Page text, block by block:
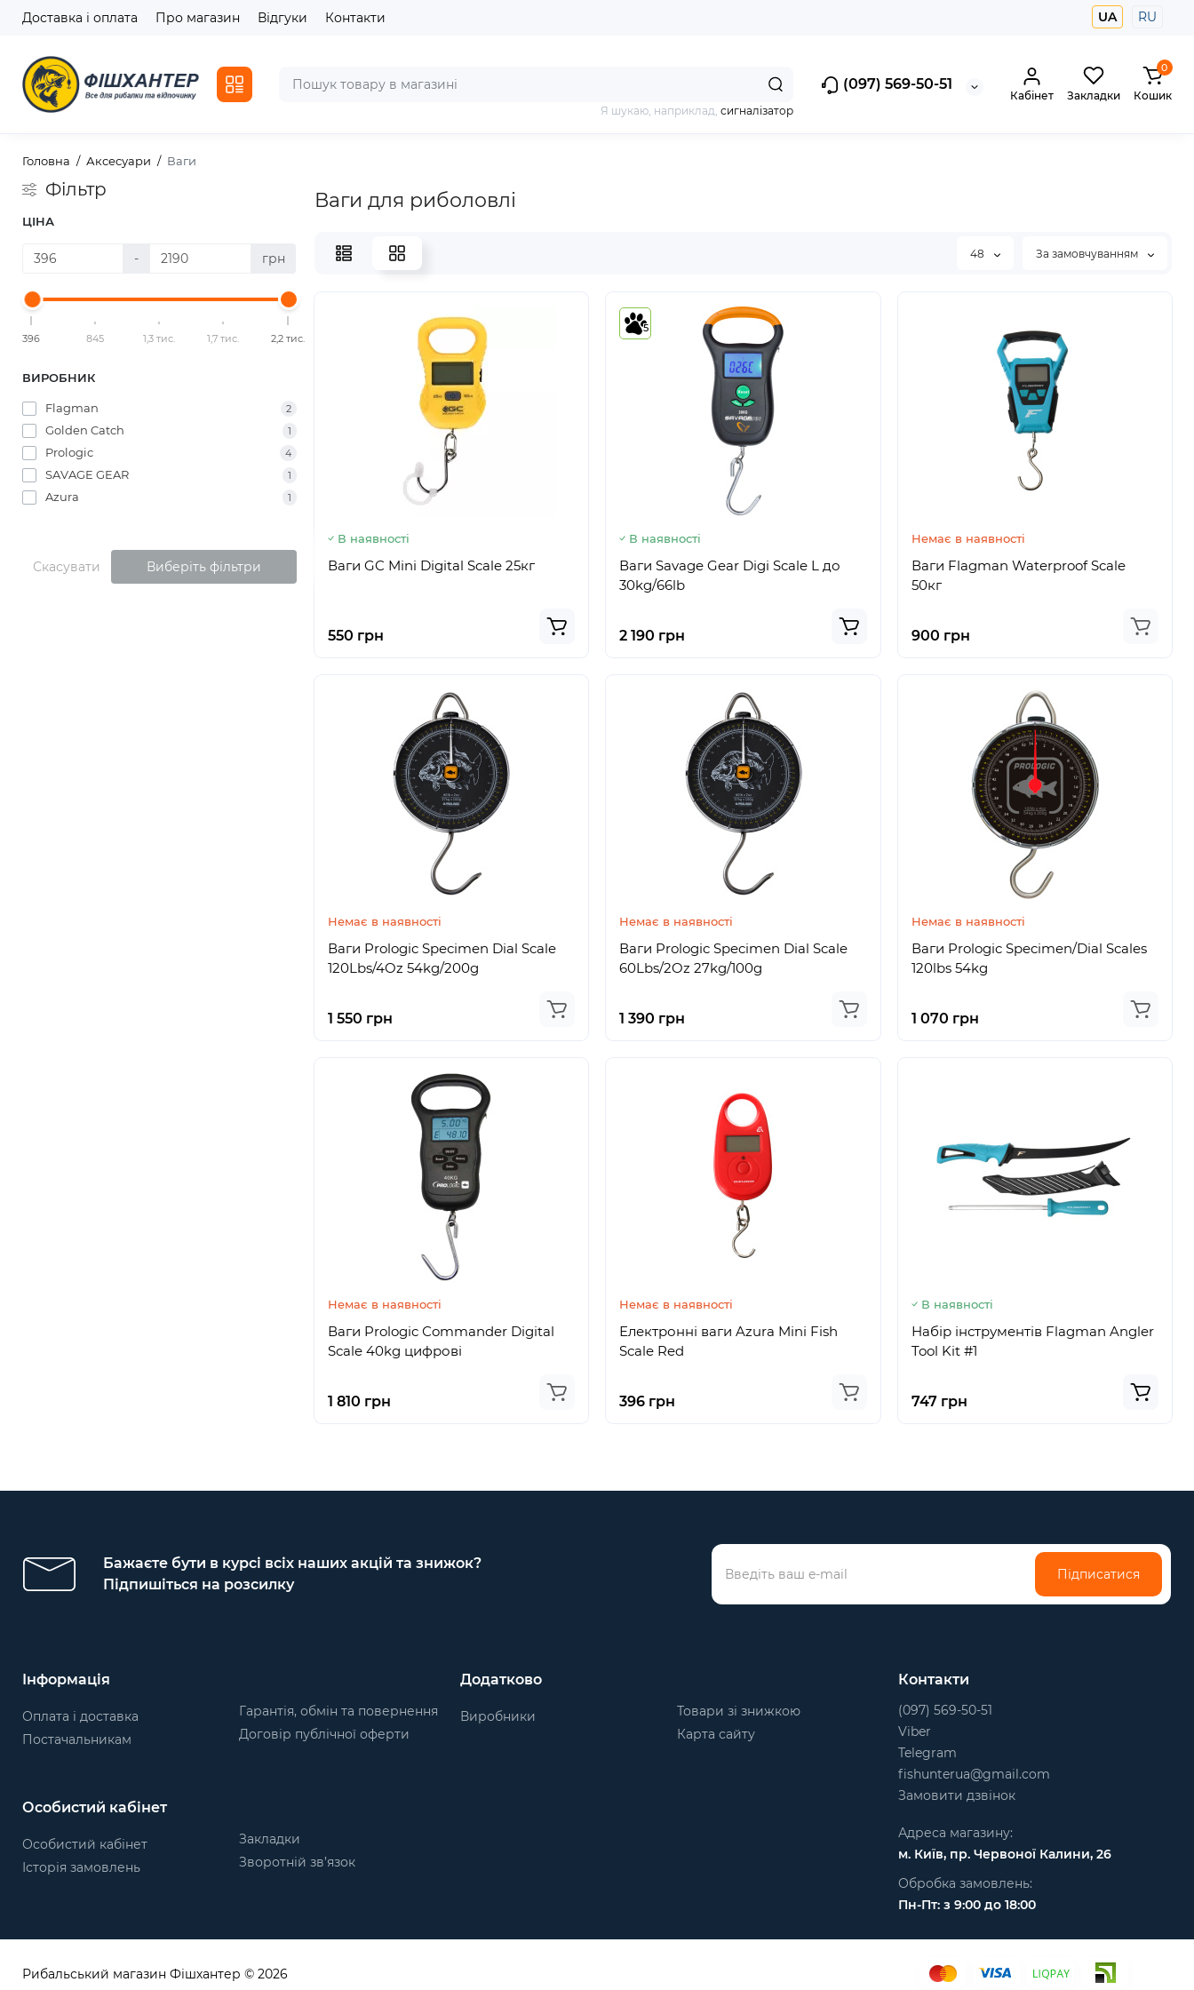
Доставка і оплата Про магазин Відгуки Контакти UA RU
(097) 569-50-51
Я шукаю, наприклад, сигналізатор
Кабінет Закладки
0
Кошик
Головна Аксесуари Ваги
Фільтр
ЦІНА
- грн
396 845 1,3 тис. 1,7 тис. 2,2 тис.
ВИРОБНИК
Flagman 2
Golden Catch 1
Prologic 4
SAVAGE GEAR 1
Azura 1
Скасувати Виберіть фільтри
Ваги для риболовлі
48 За замовчуванням
В наявності
Ваги GC Mini Digital Scale 25кг
550 грн
5
В наявності
Ваги Savage Gear Digi Scale L до
30kg/66lb
2 190 грн
Немає в наявності
Ваги Flagman Waterproof Scale
50кг
900 грн
Немає в наявності
Ваги Prologic Specimen Dial Scale
120Lbs/4Oz 54kg/200g
1 550 грн
Немає в наявності
Ваги Prologic Specimen Dial Scale
60Lbs/2Oz 27kg/100g
1 390 грн
Немає в наявності
Ваги Prologic Specimen/Dial Scales
120lbs 54kg
1 070 грн
Немає в наявності
Ваги Prologic Сommander Digital
Scale 40kg цифрові
1 810 грн
Немає в наявності
Електронні ваги Azura Mini Fish
Scale Red
396 грн
В наявності
Набір інструментів Flagman Angler
Tool Kit #1
747 грн
Бажаєте бути в курсі всіх наших акцій та знижок?
Підпишіться на розсилку
Підписатися
Інформація
Оплата і доставка
Постачальникам
Гарантія, обмін та повернення
Договір публічної оферти
Додатково
Виробники
Товари зі знижкою
Карта сайту
Особистий кабінет
Особистий кабінет
Історія замовлень
Закладки
Зворотній зв’язок
Контакти
(097) 569-50-51
Viber
Telegram
fishunterua@gmail.com
Замовити дзвінок
Адреса магазину:
м. Київ, пр. Червоної Калини, 26
Обробка замовлень:
Пн-Пт: з 9:00 до 18:00
Рибальський магазин Фішхантер © 2026